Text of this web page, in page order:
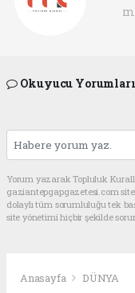
Okuyucu Yorumları
Yorum yazarak Topluluk
gaziantepgapgazetesi.com
dolaylı tüm sorumluluğu tek
site yönetimi hiçbir şekilde
Anasayfa DÜNYA